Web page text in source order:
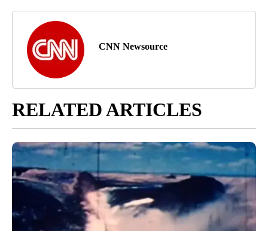
CNN Newsource
RELATED ARTICLES